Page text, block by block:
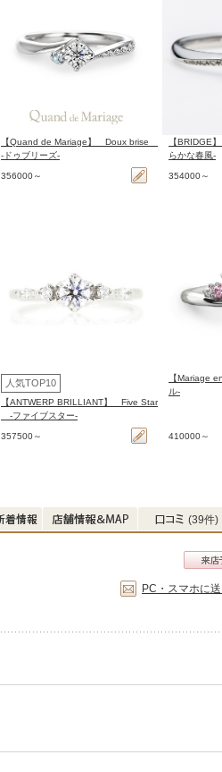
【Quand de Mariage】 Doux brise
-ドゥブリーズ-
356000～
【BRIDGE
らかな春風‐
354000～
人気TOP10
【ANTWERP BRILLIANT】 Five Star
-ファイブスター-
357500～
【Mariage
ル-
410000～
(39件)
PC・スマホに